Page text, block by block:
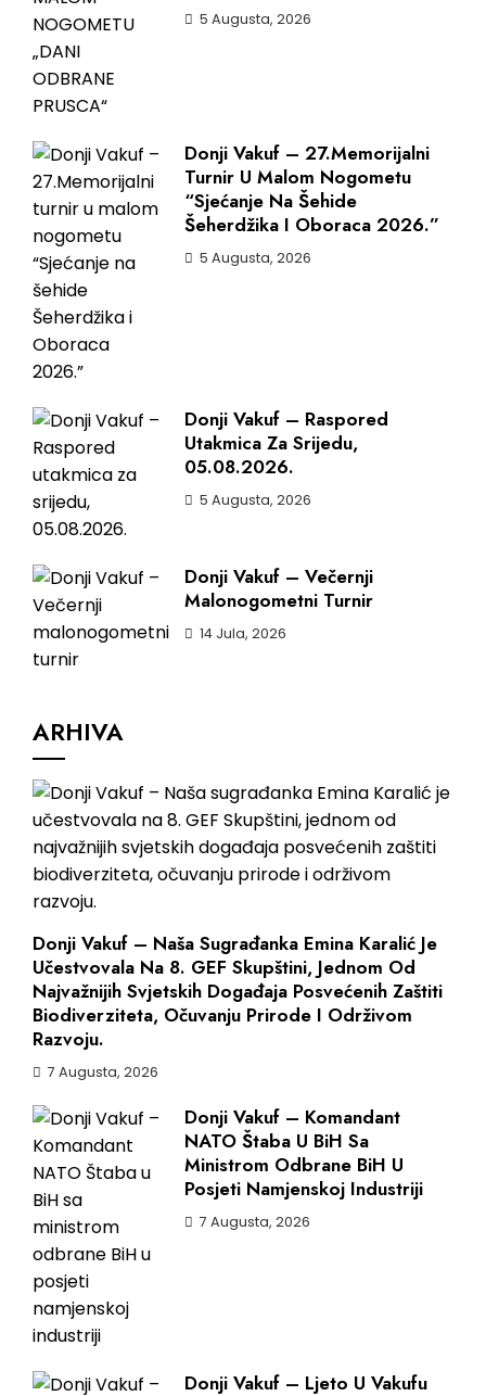
5 Augusta, 2026
Donji Vakuf – 27.Memorijalni
Turnir U Malom Nogometu
“Sjećanje Na Šehide
Šeherdžika I Oboraca 2026.”
5 Augusta, 2026
Donji Vakuf – Raspored
Utakmica Za Srijedu,
05.08.2026.
5 Augusta, 2026
Donji Vakuf – Večernji
Malonogometni Turnir
14 Jula, 2026
ARHIVA
Donji Vakuf – Naša Sugrađanka Emina Karalić Je
Učestvovala Na 8. GEF Skupštini, Jednom Od
Najvažnijih Svjetskih Događaja Posvećenih Zaštiti
Biodiverziteta, Očuvanju Prirode I Održivom
Razvoju.
7 Augusta, 2026
Donji Vakuf – Komandant
NATO Štaba U BiH Sa
Ministrom Odbrane BiH U
Posjeti Namjenskoj Industriji
7 Augusta, 2026
Donji Vakuf – Ljeto U Vakufu